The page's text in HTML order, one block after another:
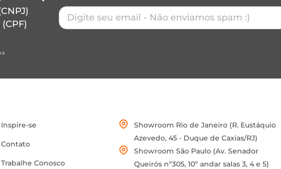
Inspire-se
Contato
Trabalhe Conosco
Showroom Rio de Janeiro (R. Eustáquio
Azevedo, 45 - Duque de Caxias/RJ)
Showroom São Paulo (Av. Senador
Queirós nº305, 10º andar salas 3, 4 e 5)